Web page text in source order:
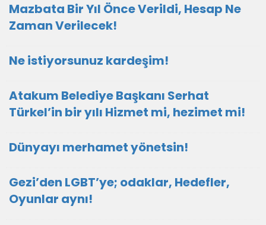
Mazbata Bir Yıl Önce Verildi, Hesap Ne
Zaman Verilecek!
Ne istiyorsunuz kardeşim!
Atakum Belediye Başkanı Serhat
Türkel’in bir yılı Hizmet mi, hezimet mi!
Dünyayı merhamet yönetsin!
Gezi’den LGBT’ye; odaklar, Hedefler,
Oyunlar aynı!